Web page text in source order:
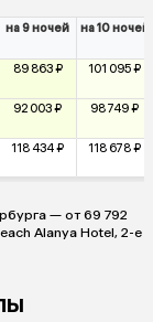
на 9 ночей на 10 ночей
89 863 ₽ 101 095 ₽
92 003 ₽ 98 749 ₽
118 434 ₽ 118 678 ₽
— от 69 792
Alanya Hotel, 2-е